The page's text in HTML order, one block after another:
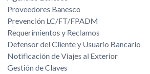
Proveedores Banesco
Prevención LC/FT/FPADM
Requerimientos y Reclamos
Defensor del Cliente y Usuario Bancario
Notificación de Viajes al Exterior
Gestión de Claves